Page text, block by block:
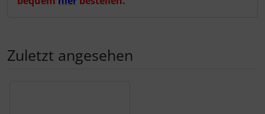
Zuletzt angesehen